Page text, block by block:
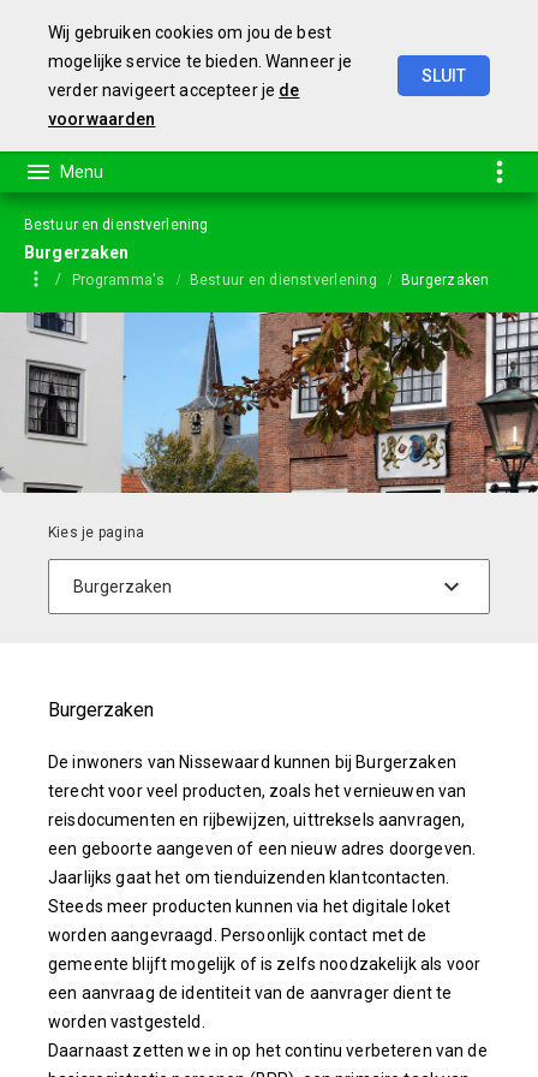
Wij gebruiken cookies om jou de best
mogelijke service te bieden. Wanneer je
verder navigeert accepteer je de
voorwaarden
SLUIT
Bestuur en dienstverlening
Burgerzaken
Programma's Bestuur en dienstverlening Burgerzaken
Burgerzaken
De inwoners van Nissewaard kunnen bij Burgerzaken
terecht voor veel producten, zoals het vernieuwen van
reisdocumenten en rijbewijzen, uittreksels aanvragen,
een geboorte aangeven of een nieuw adres doorgeven.
Jaarlijks gaat het om tienduizenden klantcontacten.
Steeds meer producten kunnen via het digitale loket
worden aangevraagd. Persoonlijk contact met de
gemeente blijft mogelijk of is zelfs noodzakelijk als voor
een aanvraag de identiteit van de aanvrager dient te
worden vastgesteld.
Daarnaast zetten we in op het continu verbeteren van de